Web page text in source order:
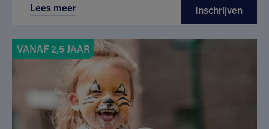
Lees meer Inschrijven
VANAF 2,5 JAAR